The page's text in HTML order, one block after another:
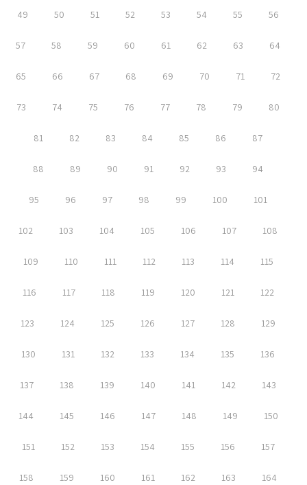
49 50 51 52 53 54 55 56
57 58 59 60 61 62 63 64
65 66 67 68 69 70 71 72
73 74 75 76 77 78 79 80
81 82 83 84 85 86 87
88 89 90 91 92 93 94
95 96 97 98 99 100 101
102 103 104 105 106 107 108
109 110 111 112 113 114 115
116 117 118 119 120 121 122
123 124 125 126 127 128 129
130 131 132 133 134 135 136
137 138 139 140 141 142 143
144 145 146 147 148 149 150
151 152 153 154 155 156 157
158 159 160 161 162 163 164